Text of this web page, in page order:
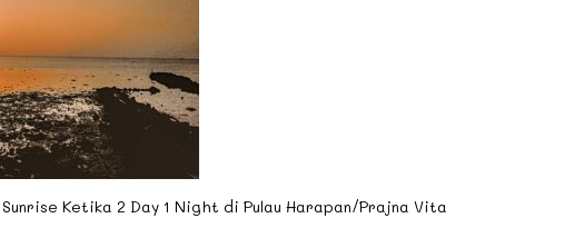
Ketika 2 Day 1 Night di Pulau Harapan/Prajna Vita